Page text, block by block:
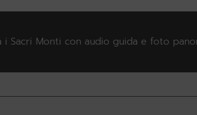
i Sacri Monti con audio guida e foto